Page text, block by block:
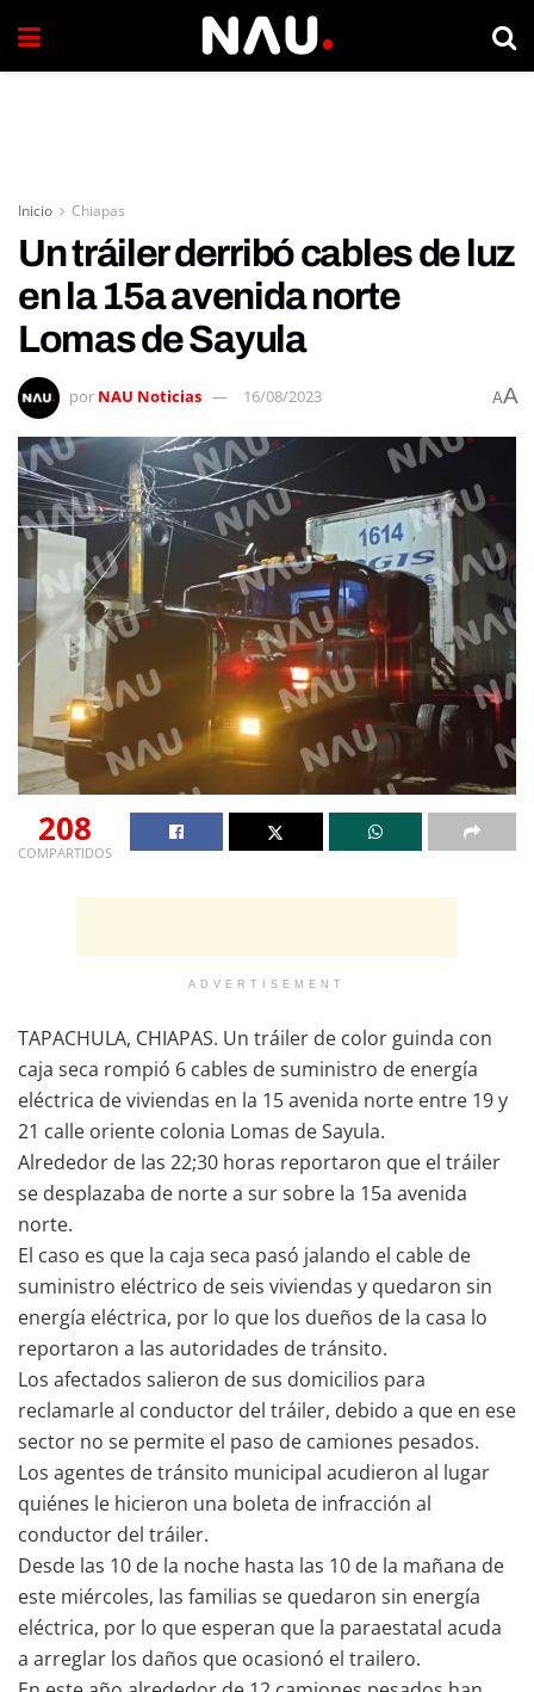
Inicio Chiapas
Un tráiler derribó cables de luz
en la 15a avenida norte
Lomas de Sayula
por NAU Noticias 16/08/2023 AA
208
COMPARTIDOS
ADVERTISEMENT
TAPACHULA, CHIAPAS. Un tráiler de color guinda con
caja seca rompió 6 cables de suministro de energía
eléctrica de viviendas en la 15 avenida norte entre 19 y
21 calle oriente colonia Lomas de Sayula.
Alrededor de las 22;30 horas reportaron que el tráiler
se desplazaba de norte a sur sobre la 15a avenida
norte.
El caso es que la caja seca pasó jalando el cable de
suministro eléctrico de seis viviendas y quedaron sin
energía eléctrica, por lo que los dueños de la casa lo
reportaron a las autoridades de tránsito.
Los afectados salieron de sus domicilios para
reclamarle al conductor del tráiler, debido a que en ese
sector no se permite el paso de camiones pesados.
Los agentes de tránsito municipal acudieron al lugar
quiénes le hicieron una boleta de infracción al
conductor del tráiler.
Desde las 10 de la noche hasta las 10 de la mañana de
este miércoles, las familias se quedaron sin energía
eléctrica, por lo que esperan que la paraestatal acuda
a arreglar los daños que ocasionó el trailero.